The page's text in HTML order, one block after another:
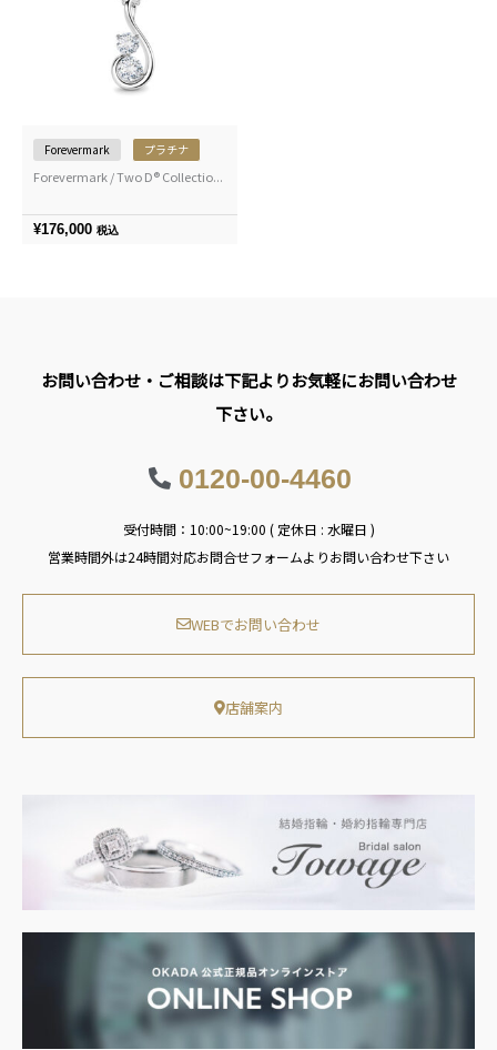
Forevermark プラチナ
Forevermark / Two D® Collectio...
¥176,000 税込
お問い合わせ・ご相談は下記よりお気軽にお問い合わせ
下さい。
0120-00-4460
受付時間：10:00~19:00 ( 定休日 : 水曜日 )
営業時間外は24時間対応お問合せフォームよりお問い合わせ下さい
WEBでお問い合わせ
店舗案内